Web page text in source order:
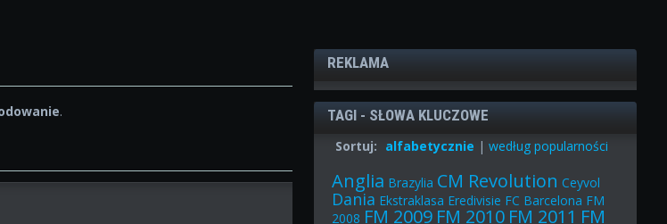
.
REKLAMA
TAGI - SŁOWA KLUCZOWE
Sortuj: alfabetycznie |według popularności
Anglia Brazylia CM Revolution Ceyvol
Dania Ekstraklasa Eredivisie FC Barcelona FM
2008 FM 2009 FM 2010 FM 2011 FM